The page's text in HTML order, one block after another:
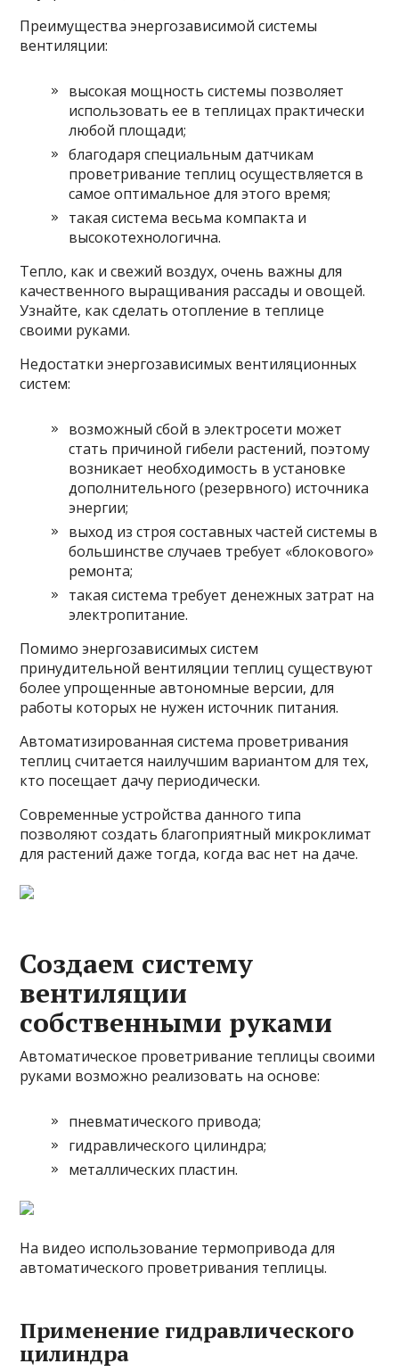
Преимущества энергозависимой системы
вентиляции:
высокая мощность системы позволяет
использовать ее в теплицах практически
любой площади;
благодаря специальным датчикам
проветривание теплиц осуществляется в
самое оптимальное для этого время;
такая система весьма компакта и
высокотехнологична.
Тепло, как и свежий воздух, очень важны для
качественного выращивания рассады и овощей.
Узнайте, как сделать отопление в теплице
своими руками.
Недостатки энергозависимых вентиляционных
систем:
возможный сбой в электросети может
стать причиной гибели растений, поэтому
возникает необходимость в установке
дополнительного (резервного) источника
энергии;
выход из строя составных частей системы в
большинстве случаев требует «блокового»
ремонта;
такая система требует денежных затрат на
электропитание.
Помимо энергозависимых систем
принудительной вентиляции теплиц существуют
более упрощенные автономные версии, для
работы которых не нужен источник питания.
Автоматизированная система проветривания
теплиц считается наилучшим вариантом для тех,
кто посещает дачу периодически.
Современные устройства данного типа
позволяют создать благоприятный микроклимат
для растений даже тогда, когда вас нет на даче.
Создаем систему
вентиляции
собственными руками
Автоматическое проветривание теплицы своими
руками возможно реализовать на основе:
пневматического привода;
гидравлического цилиндра;
металлических пластин.
На видео использование термопривода для
автоматического проветривания теплицы.
Применение гидравлического
цилиндра